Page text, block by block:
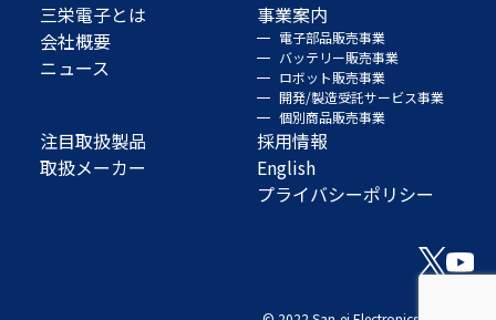
三栄電子とは
会社概要
ニュース
事業案内
電子部品販売事業
バッテリー販売事業
ロボット販売事業
開発/製造受託サービス事業
個別商品販売事業
注目取扱製品
取扱メーカー
採用情報
English
プライバシーポリシー